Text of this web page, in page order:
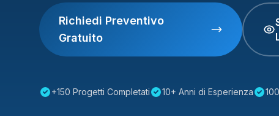
Richiedi Preventivo
Gratuito
+150 Progetti Completati 10+ Anni di Esperienza